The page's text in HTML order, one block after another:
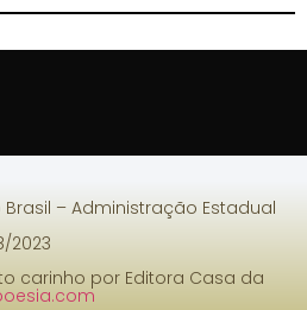
– Administração Estadual
2023
carinho por Editora Casa da